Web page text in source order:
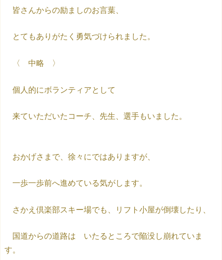
皆さんからの励ましのお言葉、
とてもありがたく勇気づけられました。
〈 中略 〉
個人的にボランティアとして
来ていただいたコーチ、先生、選手もいました。
おかげさまで、徐々にではありますが、
一歩一歩前へ進めている気がします。
さかえ倶楽部スキー場でも、リフト小屋が倒壊したり、
国道からの道路は いたるところで陥没し崩れていま
す。